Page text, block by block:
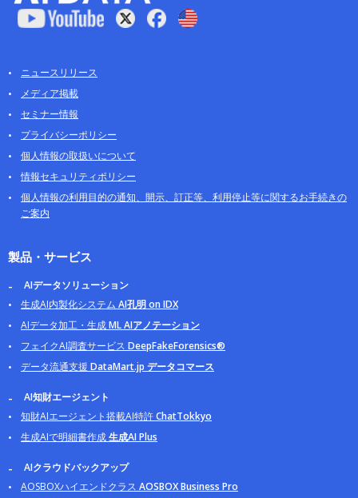
ニュースリリース
メディア掲載
セミナー情報
プライバシーポリシー
個人情報の取扱いについて
情報セキュリティポリシー
個人情報の利用目的の通知、開示、訂正等、利用停止等に関するお手続きの
ご案内
製品・サービス
AIデータソリューション
生成AI内製化システム AI孔明 on IDX
AIデータ加工・生成ML AIアノテーション
フェイクAI調査サービス DeepFakeForensics®
データ流通支援 DataMart.jp データコマース
AI知財エージェント
知財AIエージェント搭載AI特許ChatTokkyo
生成AIで明細書作成生成AI Plus
AIクラウドバックアップ
AOSBOXハイエンドクラス AOSBOX Business Pro